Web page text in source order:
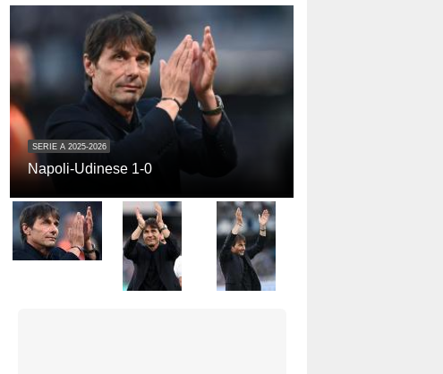
SERIE A 2025-2026
Napoli-Udinese 1-0